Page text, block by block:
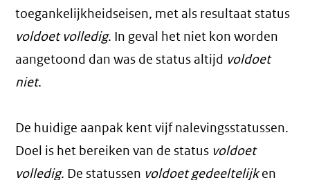
toegankelijkheidseisen, met als resultaat status
voldoet volledig. In geval het niet kon worden
aangetoond dan was de status altijd voldoet
niet.
De huidige aanpak kent vijf nalevingsstatussen.
Doel is het bereiken van de status voldoet
volledig. De statussen voldoet gedeeltelijken